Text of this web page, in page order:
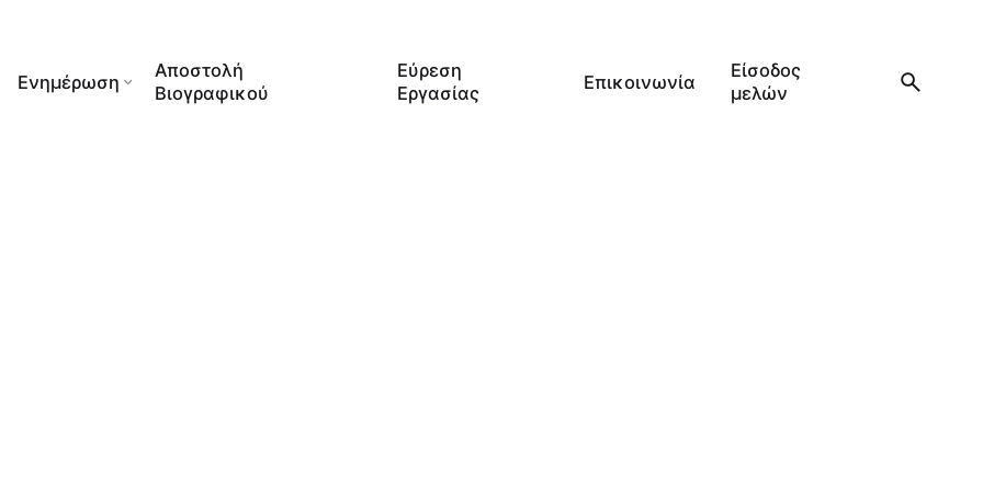
Ενημέρωση
Αποστολή
Βιογραφικού
Εύρεση
Εργασίας
Επικοινωνία
Είσοδος
μελών